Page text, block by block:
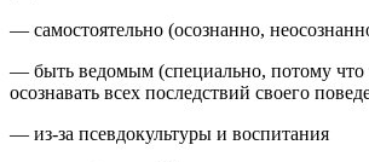
— самостоятельно (осознанно,
— быть ведомым (специально, потому что
осознавать всех последствий своего
— из-за псевдокультуры и воспитания